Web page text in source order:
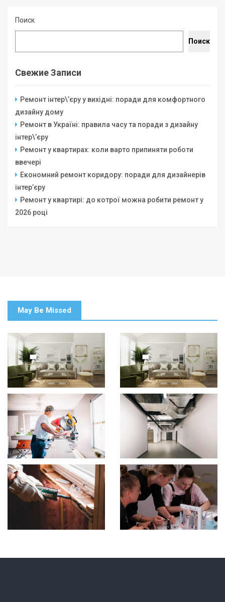
Поиск
Поиск
Свежие Записи
Ремонт інтер\’єру у вихідні: поради для комфортного
дизайну дому
Ремонт в Україні: правила часу та поради з дизайну
інтер\’єру
Ремонт у квартирах: коли варто припиняти роботи
ввечері
Економний ремонт коридору: поради для дизайнерів
інтер’єру
Ремонт у квартирі: до котрої можна робити ремонт у
2026 році
May Be Missed